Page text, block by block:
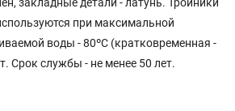
закладные детали - латунь. Тройники
при максимальной
воды - 80ºС (кратковременная -
Срок службы - не менее 50 лет.